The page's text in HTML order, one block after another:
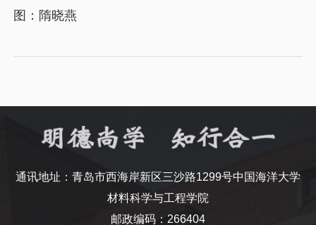
图：隋晓燕
通讯地址：青岛市西海岸新区三沙路1299号中国海洋大学
材料科学与工程学院
邮政编码：266404